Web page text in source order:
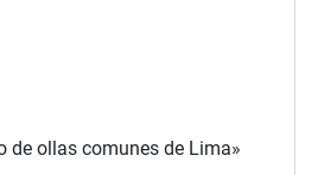
de ollas comunes de Lima»